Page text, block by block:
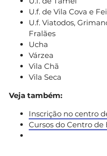
U.f. de Vila Cova e
U.f. Viatodos,
Fralães
Ucha
Várzea
Vila Chã
Vila Seca
Veja também:
Inscrição no centro
Cursos do Centro